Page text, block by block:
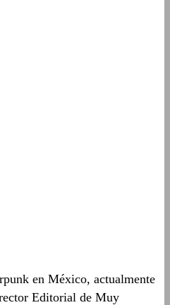
en México, actualmente
Editorial de Muy